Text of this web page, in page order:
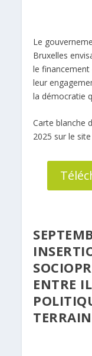
Le
Bruxelles
le
leur
la démocratie
Carte blanche
2025 sur le
ENTRE
TERRAIN